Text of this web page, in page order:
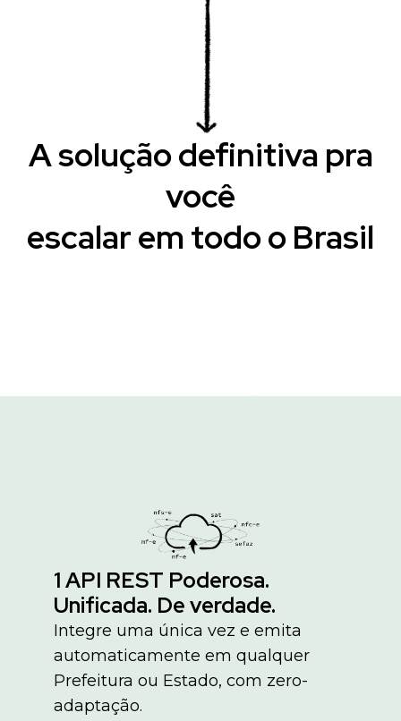
A solução definitiva pra
você
escalar em todo o Brasil
1 API REST Poderosa.
Unificada. De verdade.
Integre uma única vez e emita
automaticamente em qualquer
Prefeitura ou Estado, com zero-
adaptação.